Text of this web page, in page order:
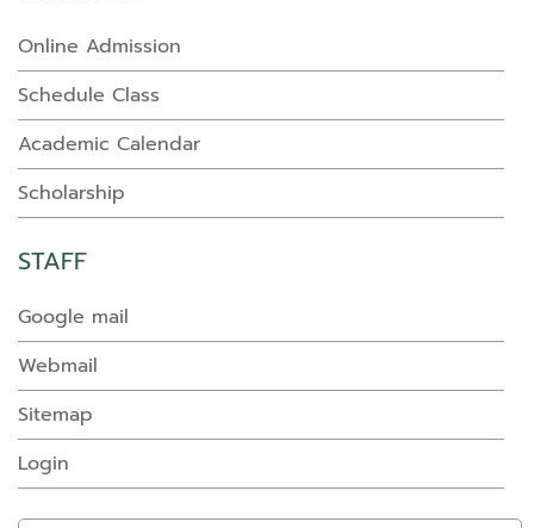
Online Admission
Schedule Class
Academic Calendar
Scholarship
STAFF
Google mail
Webmail
Sitemap
Login